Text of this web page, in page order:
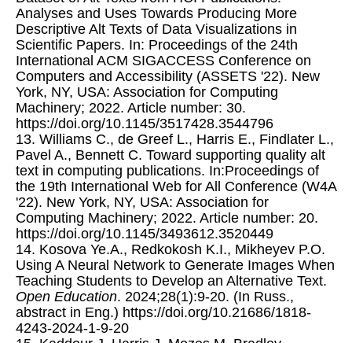
Analyses and Uses Towards Producing More
Descriptive Alt Texts of Data Visualizations in
Scientific Papers. In: Proceedings of the 24th
International ACM SIGACCESS Conference on
Computers and Accessibility (ASSETS '22). New
York, NY, USA: Association for Computing
Machinery; 2022. Article number: 30.
https://doi.org/10.1145/3517428.3544796
13. Williams C., de Greef L., Harris E., Findlater L.,
Pavel A., Bennett C. Toward supporting quality alt
text in computing publications. In:Proceedings of
the 19th International Web for All Conference (W4A
'22). New York, NY, USA: Association for
Computing Machinery; 2022. Article number: 20.
https://doi.org/10.1145/3493612.3520449
14. Kosova Ye.A., Redkokosh K.I., Mikheyev P.O.
Using A Neural Network to Generate Images When
Teaching Students to Develop an Alternative Text.
Open Education. 2024;28(1):9-20. (In Russ.,
abstract in Eng.) https://doi.org/10.21686/1818-
4243-2024-1-9-20